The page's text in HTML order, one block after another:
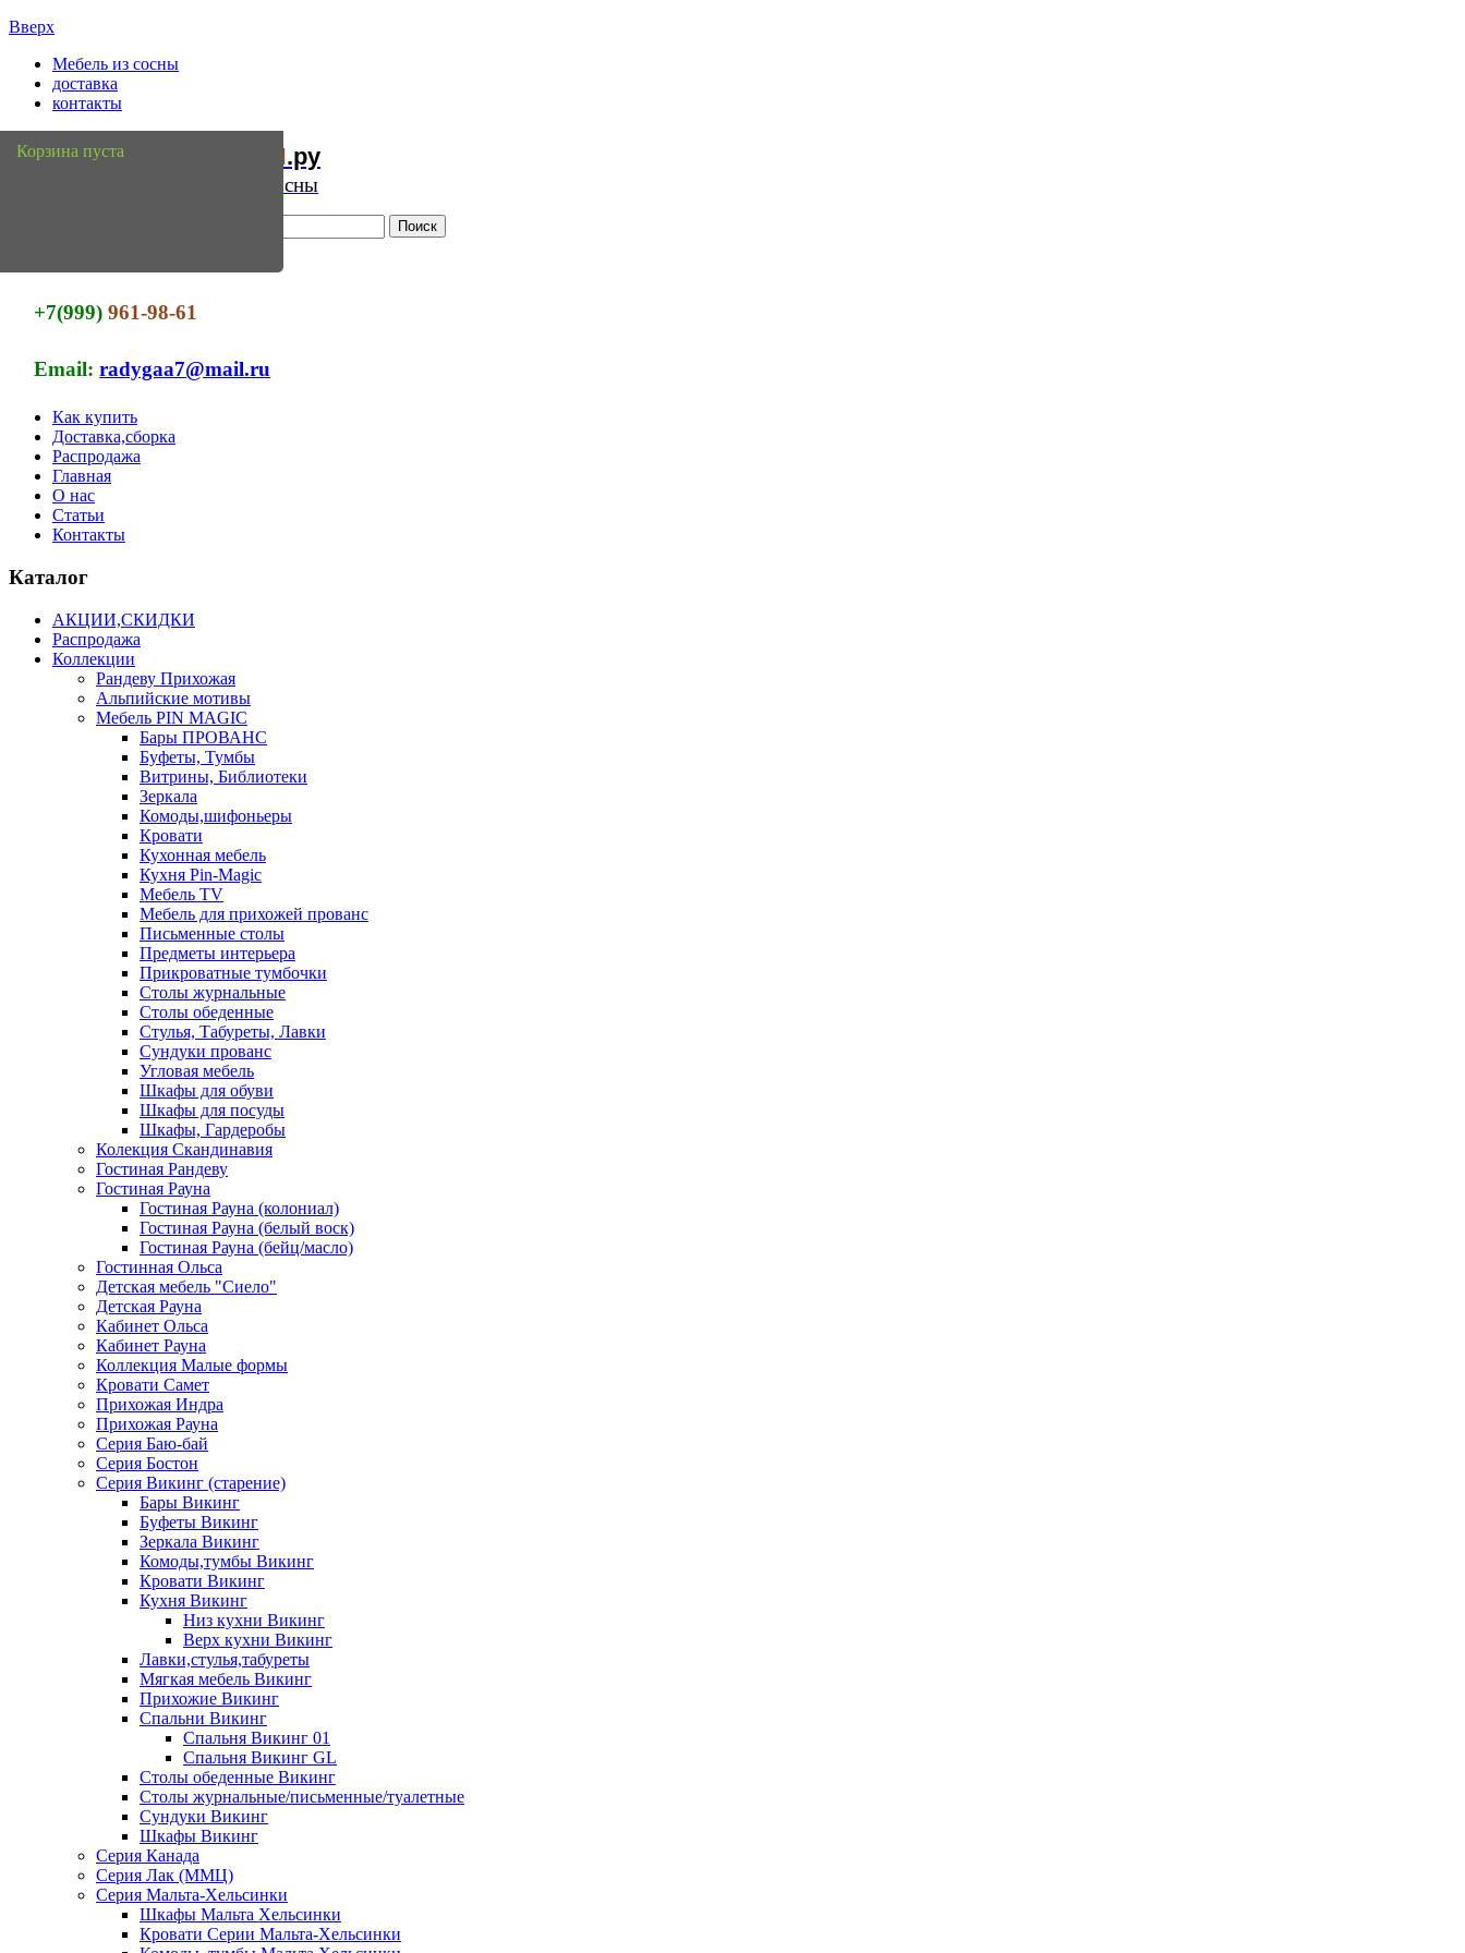
Вверх
Мебель из сосны
доставка
контакты
Мебель Сосны.ру
Интернет магазин мебели из сосны
+7(999)961-98-61
Email:radygaa7@mail.ru
Как купить
Доставка,сборка
Распродажа
Главная
О нас
Статьи
Контакты
Корзина пуста
Каталог
АКЦИИ,СКИДКИ
Распродажа
Коллекции
Рандеву Прихожая
Альпийские мотивы
Мебель PIN MAGIС
Бары ПРОВАНС
Буфеты, Тумбы
Витрины, Библиотеки
Зеркала
Комоды,шифоньеры
Кровати
Кухонная мебель
Кухня Pin-Magic
Мебель TV
Мебель для прихожей прованс
Письменные столы
Предметы интерьера
Прикроватные тумбочки
Столы журнальные
Столы обеденные
Стулья, Табуреты, Лавки
Сундуки прованс
Угловая мебель
Шкафы для обуви
Шкафы для посуды
Шкафы, Гардеробы
Колекция Скандинавия
Гостиная Рандеву
Гостиная Рауна
Гостиная Рауна (колониал)
Гостиная Рауна (белый воск)
Гостиная Рауна (бейц/масло)
Гостинная Ольса
Детская мебель "Сиело"
Детская Рауна
Кабинет Ольса
Кабинет Рауна
Коллекция Малые формы
Кровати Самет
Прихожая Индра
Прихожая Рауна
Серия Баю-бай
Серия Бостон
Серия Викинг (старение)
Бары Викинг
Буфеты Викинг
Зеркала Викинг
Комоды,тумбы Викинг
Кровати Викинг
Кухня Викинг
Низ кухни Викинг
Верх кухни Викинг
Лавки,стулья,табуреты
Мягкая мебель Викинг
Прихожие Викинг
Спальни Викинг
Спальня Викинг 01
Спальня Викинг GL
Столы обеденные Викинг
Столы журнальные/письменные/туалетные
Сундуки Викинг
Шкафы Викинг
Серия Канада
Серия Лак (ММЦ)
Серия Мальта-Хельсинки
Шкафы Мальта Хельсинки
Кровати Серии Мальта-Хельсинки